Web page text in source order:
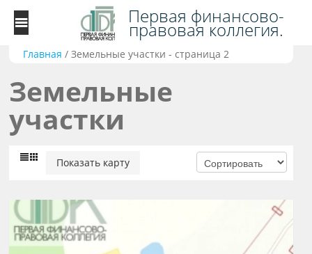
Первая финансово-
правовая коллегия.
Главная /Земельные участки - страница 2
Земельные
участки
Показать карту